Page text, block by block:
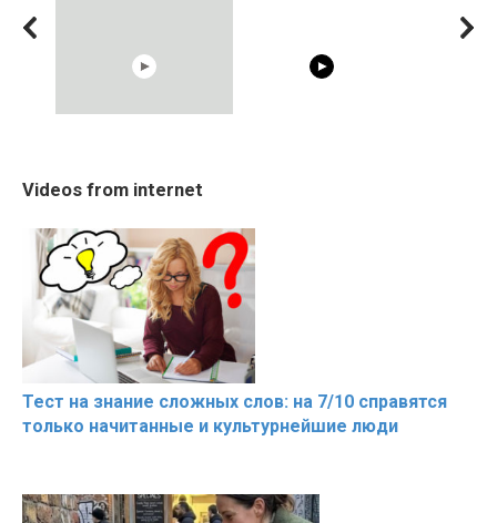
The World's Most
Beautiful Moments
Videos from internet
Тест на знание сложных слов: на 7/10 справятся
только начитанные и культурнейшие люди